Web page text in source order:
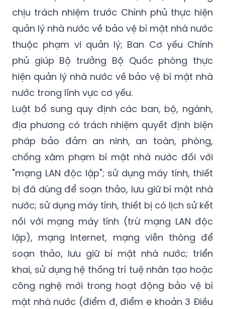
chịu trách nhiệm trước Chính phủ thực hiện
quản lý nhà nước về bảo vệ bí mật nhà nước
thuộc phạm vi quản lý; Ban Cơ yếu Chính
phủ giúp Bộ trưởng Bộ Quốc phòng thực
hiện quản lý nhà nước về bảo vệ bí mật nhà
nước trong lĩnh vực cơ yếu.
Luật bổ sung quy định các ban, bộ, ngành,
địa phương có trách nhiệm quyết định biện
pháp bảo đảm an ninh, an toàn, phòng,
chống xâm phạm bí mật nhà nước đối với
"mạng LAN độc lập"; sử dụng máy tính, thiết
bị đã dùng để soạn thảo, lưu giữ bí mật nhà
nước; sử dụng máy tính, thiết bị có lịch sử kết
nối với mạng máy tính (trừ mạng LAN độc
lập), mạng Internet, mạng viễn thông để
soạn thảo, lưu giữ bí mật nhà nước; triển
khai, sử dụng hệ thống trí tuệ nhân tạo hoặc
công nghệ mới trong hoạt động bảo vệ bí
mật nhà nước (điểm đ, điểm e khoản 3 Điều